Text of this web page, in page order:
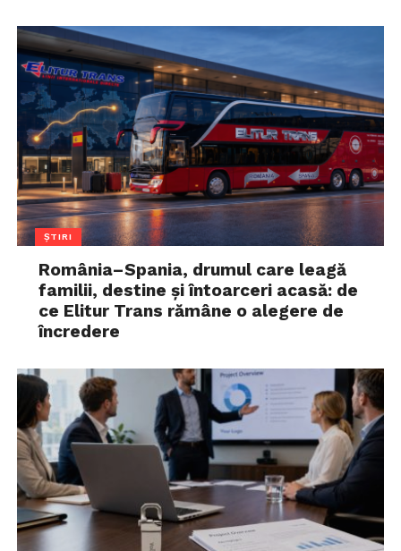
ȘTIRI
România–Spania, drumul care leagă
familii, destine și întoarceri acasă: de
ce Elitur Trans rămâne o alegere de
încredere